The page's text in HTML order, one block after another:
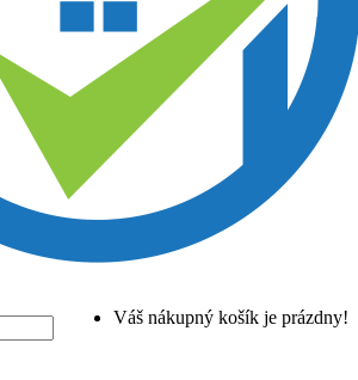
Váš nákupný košík je prázdny!